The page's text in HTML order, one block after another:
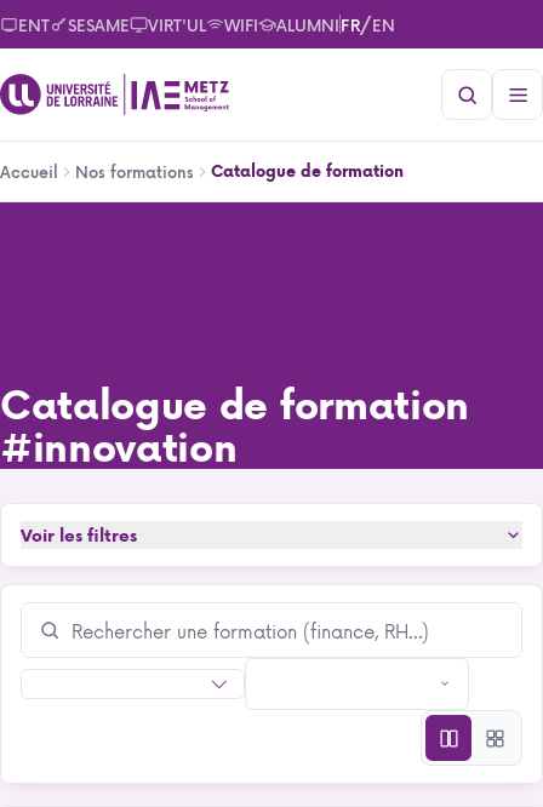
Aller
au
contenu
principal
ENT SESAME VIRT'UL WIFI ALUMNIFR/EN
d'Ariane
Accueil Nos formations Catalogue de formation
Catalogue de formation
#innovation
Voir les filtres